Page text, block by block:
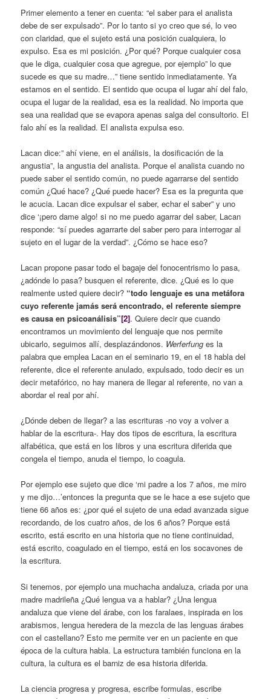
Primer elemento a tener en cuenta: “el saber para el analista
debe de ser expulsado”. Por lo tanto si yo creo que sé, lo veo
con claridad, que el sujeto está una posición cualquiera, lo
expulso. Esa es mi posición. ¿Por qué? Porque cualquier cosa
que le diga, cualquier cosa que agregue, por ejemplo” lo que
sucede es que su madre…” tiene sentido inmediatamente. Ya
estamos en el sentido. El sentido que ocupa el lugar ahí del falo,
ocupa el lugar de la realidad, esa es la realidad. No importa que
sea una realidad que se evapora apenas salga del consultorio. El
falo ahí es la realidad. El analista expulsa eso.
Lacan dice:” ahí viene, en el análisis, la dosificación de la
angustia”, la angustia del analista. Porque el analista cuando no
puede saber el sentido común, no puede agarrarse del sentido
común ¿Qué hace? ¿Qué puede hacer? Esa es la pregunta que
le acucia. Lacan dice expulsar el saber, echar el saber” y uno
dice ‘¡pero dame algo! si no me puedo agarrar del saber, Lacan
responde: “sí puedes agarrarte del saber pero para interrogar al
sujeto en el lugar de la verdad”. ¿Cómo se hace eso?
Lacan propone pasar todo el bagaje del fonocentrismo lo pasa,
¿adónde lo pasa? busquen el referente, dice. ¿Qué es lo que
realmente usted quiere decir? “todo lenguaje es una metáfora
cuyo referente jamás será encontrado, el referente siempre
es causa en psicoanálisis”[2]. Quiere decir que cuando
encontramos un movimiento del lenguaje que nos permite
ubicarlo, seguimos allí, desplazándonos. Werferfunges la
palabra que emplea Lacan en el seminario 19, en el 18 habla del
referente, dice el referente anulado, expulsado, todo decir es un
decir metafórico, no hay manera de llegar al referente, no van a
abordar el real por ahí.
¿Dónde deben de llegar? a las escrituras -no voy a volver a
hablar de la escritura-. Hay dos tipos de escritura, la escritura
alfabética, que está en los libros y una escritura diferida que
congela el tiempo, anuda el tiempo, lo coagula.
Por ejemplo ese sujeto que dice ‘mi padre a los 7 años, me miro
y me dijo…’entonces la pregunta que se le hace a ese sujeto que
tiene 66 años es: ¿por qué el sujeto de una edad avanzada sigue
recordando, de los cuatro años, de los 6 años? Porque está
escrito, está escrito en una historia que no tiene continuidad,
está escrito, coagulado en el tiempo, está en los socavones de
la escritura.
Si tenemos, por ejemplo una muchacha andaluza, criada por una
madre madrileña ¿Qué lengua va a hablar? ¿Una lengua
andaluza que viene del árabe, con los faralaes, inspirada en los
arabismos, lengua heredera de la mezcla de las lenguas árabes
con el castellano? Esto me permite ver en un paciente en que
época de la cultura habla. La estructura también funciona en la
cultura, la cultura es el barniz de esa historia diferida.
La ciencia progresa y progresa, escribe formulas, escribe